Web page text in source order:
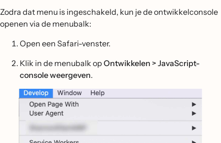
Zodra dat menu is ingeschakeld, kun je de ontwikkelconsole
openen via de menubalk:
Open een Safari-venster.
Klik in de menubalk op Ontwikkelen > JavaScript-
console weergeven.